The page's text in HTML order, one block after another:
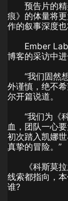
预告片的
痕》的体量将
作的叙事深度也
Ember
博客的采访中进
“我们固然
外谨慎，绝不
尔开篇说道。
“我们为《
血，团队一心
初次踏入凯娜
真挚的冒险。”
《科斯莫
线索都指向，
谁?